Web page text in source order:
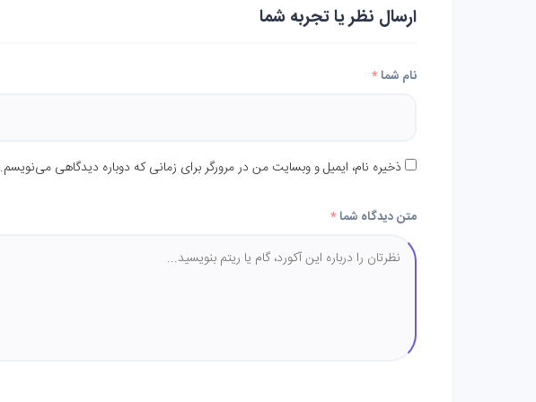
ارسال نظر یا تجربه شما
نام شما*
ذخیره نام، ایمیل و وبسایت من در مرورگر برای زمانی که دوباره دیدگاهی می‌نویسم.
متن دیدگاه شما*